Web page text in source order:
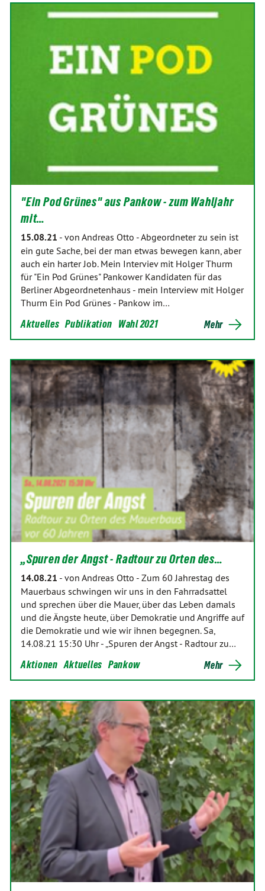
"Ein Pod Grünes" aus Pankow - zum Wahljahr
mit…
15.08.21 - von Andreas Otto -Abgeordneter zu sein ist
ein gute Sache, bei der man etwas bewegen kann, aber
auch ein harter Job. Mein Interviev mit Holger Thurm
für "Ein Pod Grünes" Pankower Kandidaten für das
Berliner Abgeordnetenhaus - mein Interview mit Holger
Thurm Ein Pod Grünes - Pankow im…
Aktuelles Publikation Wahl 2021 Mehr
„Spuren der Angst - Radtour zu Orten des…
14.08.21 - von Andreas Otto - Zum 60 Jahrestag des
Mauerbaus schwingen wir uns in den Fahrradsattel
und sprechen über die Mauer, über das Leben damals
und die Ängste heute, über Demokratie und Angriffe auf
die Demokratie und wie wir ihnen begegnen. Sa,
14.08.21 15:30 Uhr - „Spuren der Angst - Radtour zu…
Aktionen Aktuelles Pankow Mehr